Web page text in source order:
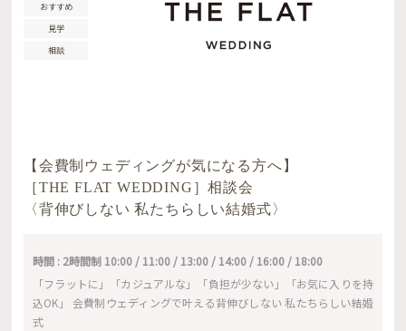
おすすめ
見学
相談
【会費制ウェディングが気になる方へ】
［THE FLAT WEDDING］相談会
〈背伸びしない 私たちらしい結婚式〉
時間 : 2時間制 10:00 / 11:00 / 13:00 / 14:00 / 16:00 / 18:00
「フラットに」「カジュアルな」「負担が少ない」「お気に入りを持
込OK」 会費制ウェディングで叶える背伸びしない 私たちらしい結婚
式